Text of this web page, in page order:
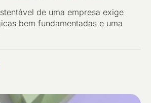
de uma empresa exige
bem fundamentadas e uma